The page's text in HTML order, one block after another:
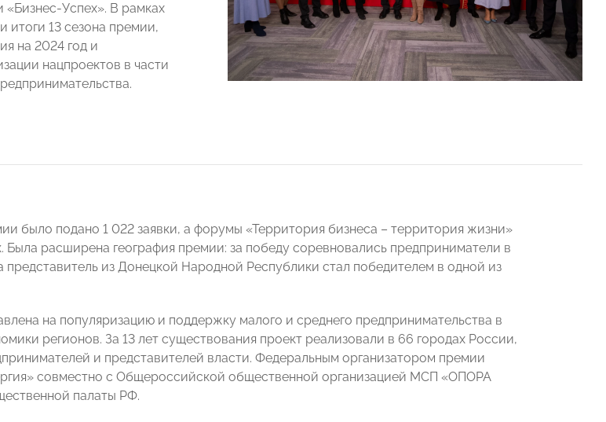
Успех». В рамках
итоги 13 сезона премии,
на 2024 год и
нацпроектов в части
было подано 1 022 заявки, а форумы «Территория бизнеса – территория жизни»
Была расширена география премии: за победу соревновались предприниматели в
представитель из Донецкой Народной Республики стал победителем в одной из
на популяризацию и поддержку малого и среднего предпринимательства в
регионов. За 13 лет существования проект реализовали в 66 городах России,
и представителей власти. Федеральным организатором премии
совместно с Общероссийской общественной организацией МСП «ОПОРА
палаты РФ.